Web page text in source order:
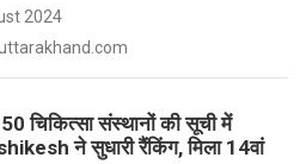
2024
चिकित्सा संस्थानों की सूची में
ने सुधारी रैंकिंग, मिला 14वां